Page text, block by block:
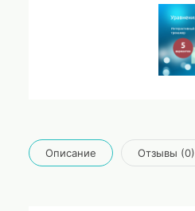
Описание Отзывы (0)